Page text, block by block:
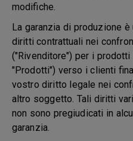
modifiche.
La garanzia di produzione
diritti contrattuali nei
("Rivenditore") per i prodotti
"Prodotti") verso i clienti
vostro diritto legale nei
altro soggetto. Tali diritti
non sono pregiudicati in
garanzia.